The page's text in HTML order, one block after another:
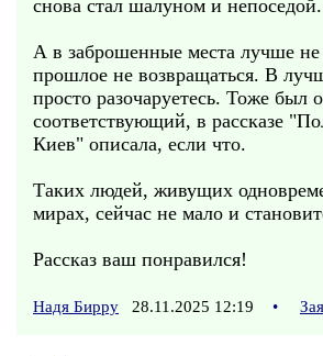
снова стал шалуном и непоседой.
А в заброшенные места лучше не
прошлое не возвращаться. В
просто разочаруетесь. Тоже был
соответствующий, в рассказе
Киев" описала, если что.
Таких людей, живущих
мирах, сейчас не мало и
Рассказ ваш понравился!
Надя Бирру 28.11.2025 12:19 •